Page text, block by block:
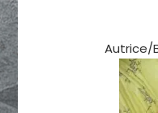
Autrice/